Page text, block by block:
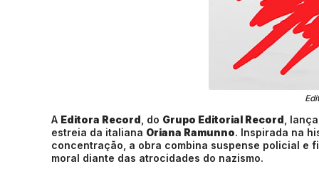
A Editora Record , do Grupo Editorial Record ,
estreia da italiana Oriana Ramunno. Inspirada na
concentração, a obra combina suspense policial
moral diante das atrocidades do nazismo.